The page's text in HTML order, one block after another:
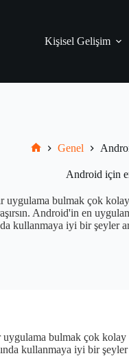
Kişisel Gelişim
Genel
Android için
uygulama bulmak çok
Android'in en
kullanmaya iyi bir şeyler
bulmak çok kolay
kullanmaya iyi bir şeyler